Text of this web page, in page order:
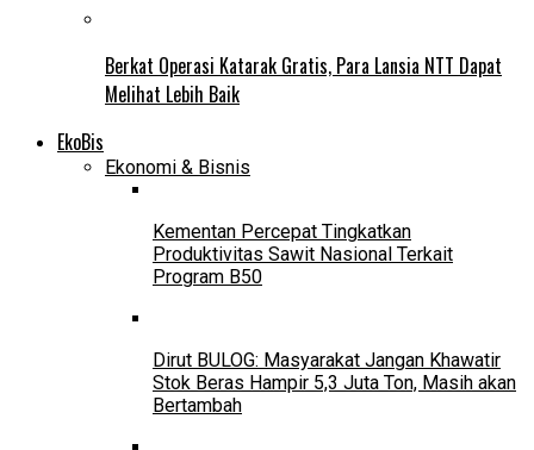
Berkat Operasi Katarak Gratis, Para Lansia NTT Dapat
Melihat Lebih Baik
EkoBis
Ekonomi & Bisnis
Kementan Percepat Tingkatkan
Produktivitas Sawit Nasional Terkait
Program B50
Dirut BULOG: Masyarakat Jangan Khawatir
Stok Beras Hampir 5,3 Juta Ton, Masih akan
Bertambah